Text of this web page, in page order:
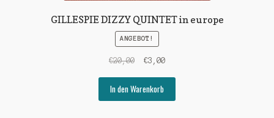
GILLESPIE DIZZY QUINTET in europe
ANGEBOT!
€20,00
Ursprünglicher
war:
€20,00
€3,00Aktueller
€3,00.
In den Warenkorb